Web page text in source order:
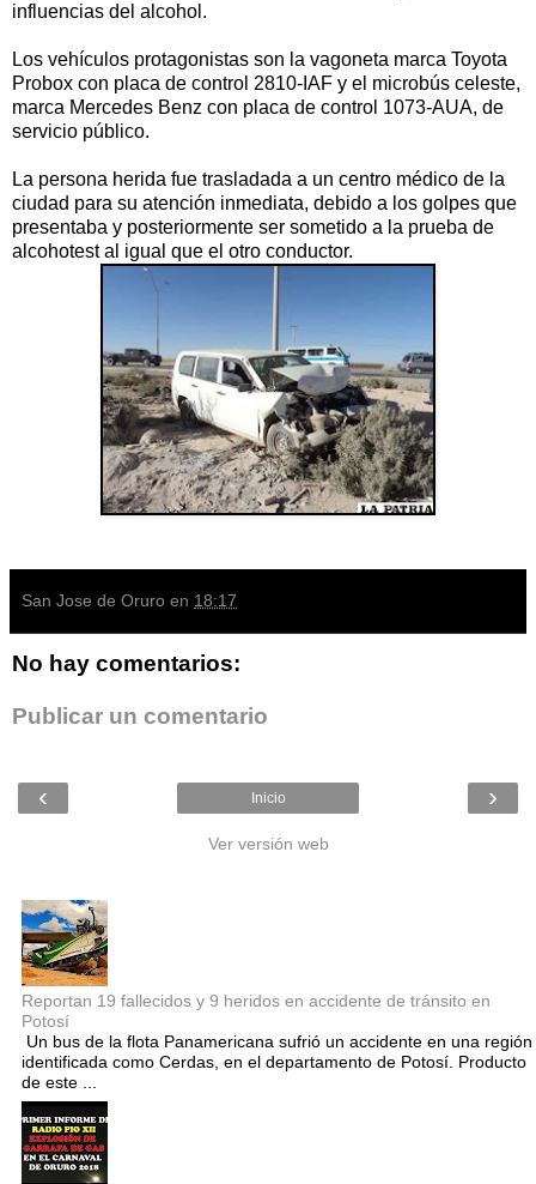
influencias del alcohol.
Los vehículos protagonistas son la vagoneta marca Toyota
Probox con placa de control 2810-IAF y el microbús celeste,
marca Mercedes Benz con placa de control 1073-AUA, de
servicio público.
La persona herida fue trasladada a un centro médico de la
ciudad para su atención inmediata, debido a los golpes que
presentaba y posteriormente ser sometido a la prueba de
alcohotest al igual que el otro conductor.
San Jose de Oruro en 18:17
No hay comentarios:
Publicar un comentario
‹ ›
Inicio
Ver versión web
Reportan 19 fallecidos y 9 heridos en accidente de tránsito en
Potosí
Un bus de la flota Panamericana sufrió un accidente en una región
identificada como Cerdas, en el departamento de Potosí. Producto
de este ...